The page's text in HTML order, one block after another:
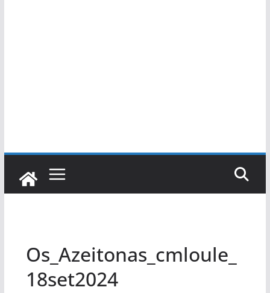
Os_Azeitonas_cmloule_
18set2024